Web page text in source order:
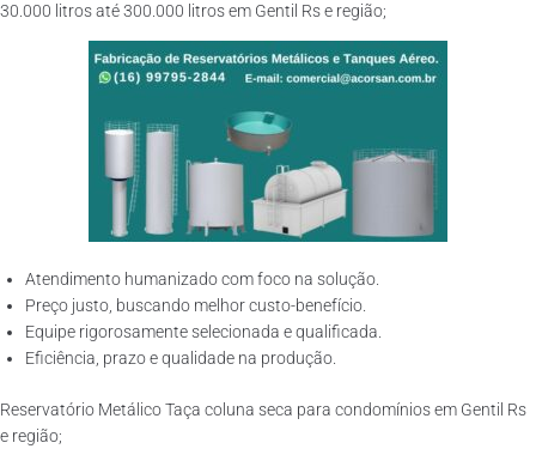
30.000 litros até 300.000 litros em Gentil Rs e região;
Atendimento humanizado com foco na solução.
Preço justo, buscando melhor custo-benefício.
Equipe rigorosamente selecionada e qualificada.
Eficiência, prazo e qualidade na produção.
Reservatório Metálico Taça coluna seca para condomínios em Gentil Rs
e região;